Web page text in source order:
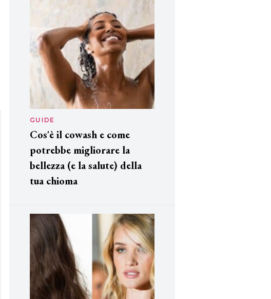
GUIDE
Cos'è il cowash e come
potrebbe migliorare la
bellezza (e la salute) della
tua chioma